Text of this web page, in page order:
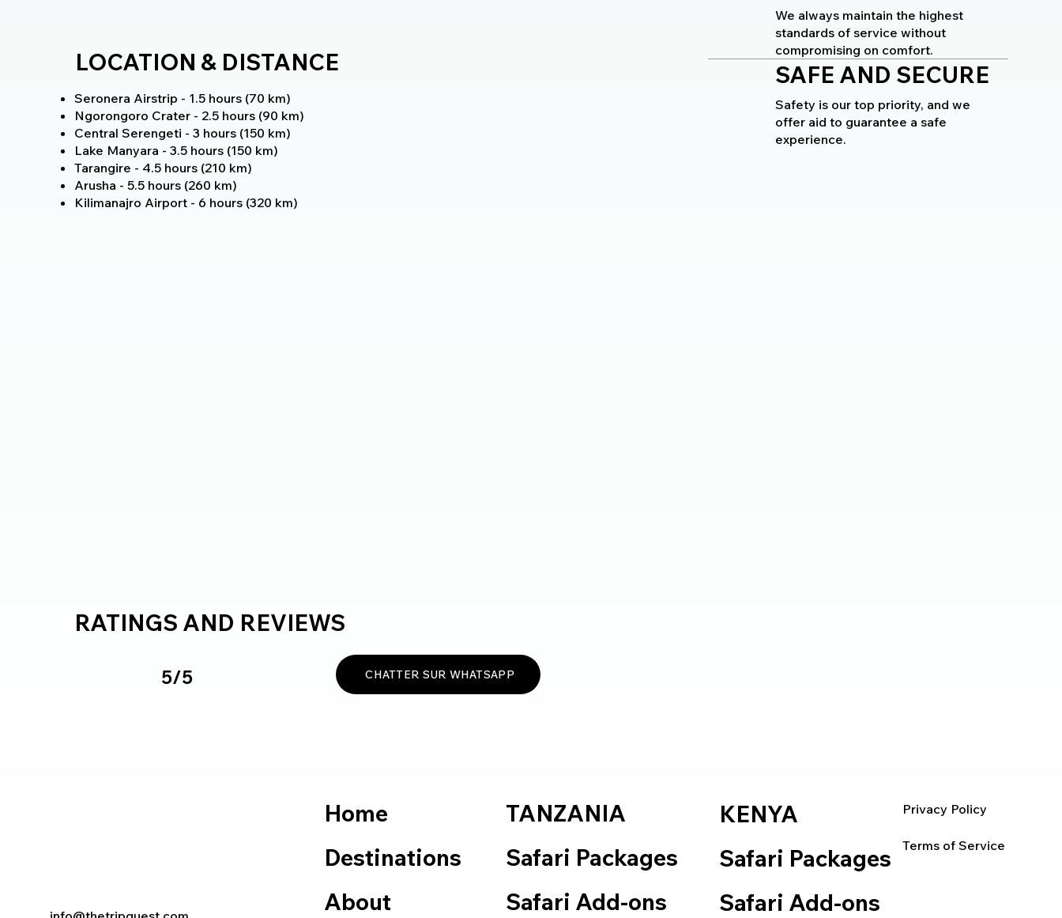
LOCATION & DISTANCE
Seronera Airstrip - 1.5 hours (70 km)
Ngorongoro Crater - 2.5 hours (90 km)
Central Serengeti - 3 hours (150 km)
Lake Manyara - 3.5 hours (150 km)
Tarangire - 4.5 hours (210 km)
Arusha - 5.5 hours (260 km)
Kilimanajro Airport - 6 hours (320 km)
RATINGS AND REVIEWS
5/5 CHATTER SUR WHATSAPP
We always maintain the highest
standards of service without
compromising on comfort.
SAFE AND SECURE
Safety is our top priority, and we
offer aid to guarantee a safe
experience.
Home
Destinations
About
TANZANIA
Safari Packages
Safari Add-ons
KENYA
Safari Packages
Safari Add-ons
Privacy Policy
Terms of Service